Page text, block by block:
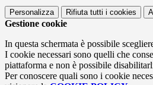
Personalizza Rifiuta tutti i cookies
Gestione cookie
In questa schermata è possibile
I cookie necessari sono quelli che
piattaforma e non è possibile
Per conoscere quali sono i cookie